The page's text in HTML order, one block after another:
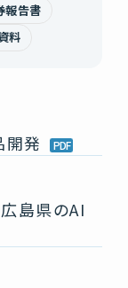
報告書
料
開発
島県のAI